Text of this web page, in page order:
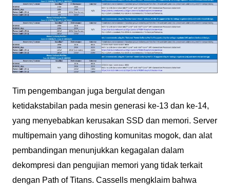
Tim pengembangan juga bergulat dengan
ketidakstabilan pada mesin generasi ke-13 dan ke-14,
yang menyebabkan kerusakan SSD dan memori. Server
multipemain yang dihosting komunitas mogok, dan alat
pembandingan menunjukkan kegagalan dalam
dekompresi dan pengujian memori yang tidak terkait
dengan Path of Titans. Cassells mengklaim bahwa